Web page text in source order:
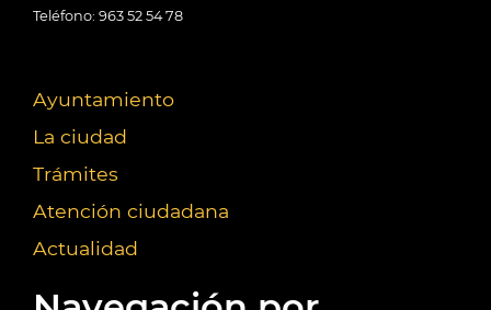
Teléfono: 963 52 54 78
Ayuntamiento
La ciudad
Trámites
Atención ciudadana
Actualidad